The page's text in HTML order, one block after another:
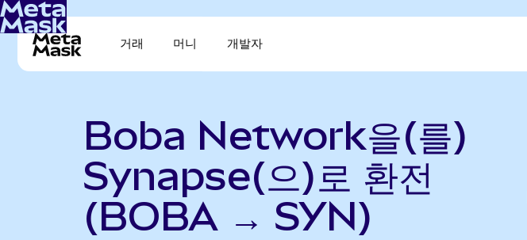
거래 머니 개발자
Boba Network을(를)
Synapse(으)로 환전
(BOBA → SYN)